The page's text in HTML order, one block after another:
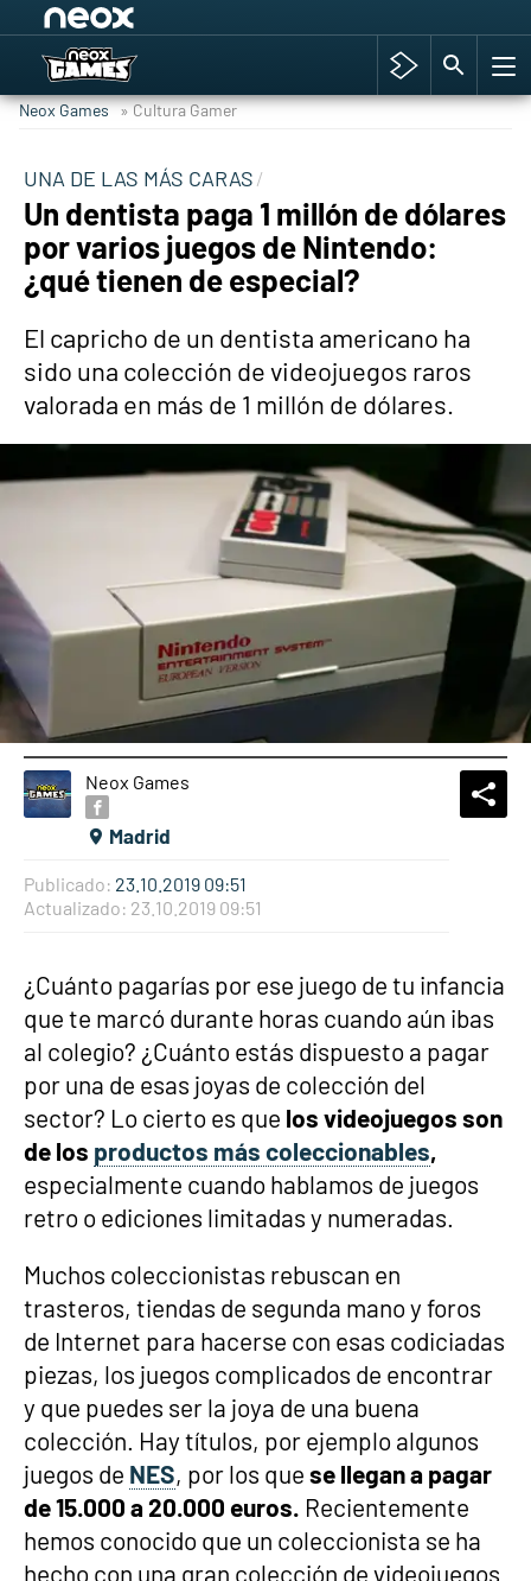
Hyrule Warriors: La Era del Cataclismo
Cyberpunk 2077
Hyrule Warriors
Asia peculiar tradición
Neox Games » Cultura Gamer
UNA DE LAS MÁS CARAS
Un dentista paga 1 millón de dólares
por varios juegos de Nintendo:
¿qué tienen de especial?
El capricho de un dentista americano ha
sido una colección de videojuegos raros
valorada en más de 1 millón de dólares.
Neox Games
Madrid
Publicado: 23.10.2019 09:51
Actualizado: 23.10.2019 09:51
¿Cuánto pagarías por ese juego de tu infancia
que te marcó durante horas cuando aún ibas
al colegio? ¿Cuánto estás dispuesto a pagar
por una de esas joyas de colección del
sector? Lo cierto es que los videojuegos son
de los productos más coleccionables,
especialmente cuando hablamos de juegos
retro o ediciones limitadas y numeradas.
Muchos coleccionistas rebuscan en
trasteros, tiendas de segunda mano y foros
de Internet para hacerse con esas codiciadas
piezas, los juegos complicados de encontrar
y que puedes ser la joya de una buena
colección. Hay títulos, por ejemplo algunos
juegos de NES, por los que se llegan a pagar
de 15.000 a 20.000 euros. Recientemente
hemos conocido que un coleccionista se ha
hecho con una gran colección de videojuegos